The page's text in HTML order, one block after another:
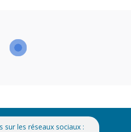
sur les réseaux sociaux :